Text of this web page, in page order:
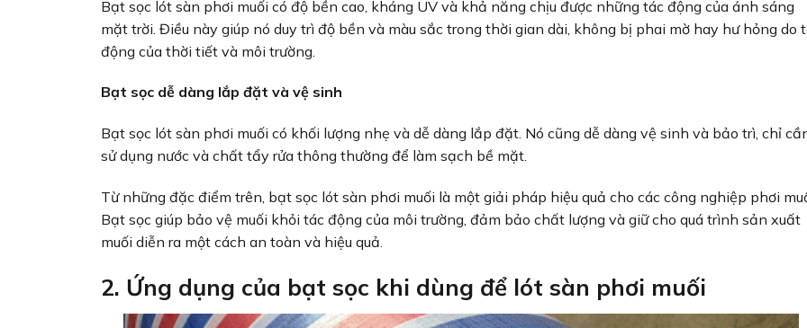
Bạt sọc lót sàn phơi muối có độ bền cao, kháng UV và khả năng chịu được những tác động của ánh sáng
mặt trời. Điều này giúp nó duy trì độ bền và màu sắc trong thời gian dài, không bị phai mờ hay hư hỏng do
động của thời tiết và môi trường.
Bạt sọc dễ dàng lắp đặt và vệ sinh
Bạt sọc lót sàn phơi muối có khối lượng nhẹ và dễ dàng lắp đặt. Nó cũng dễ dàng vệ sinh và bảo trì, chỉ
sử dụng nước và chất tẩy rửa thông thường để làm sạch bề mặt.
Từ những đặc điểm trên, bạt sọc lót sàn phơi muối là một giải pháp hiệu quả cho các công nghiệp phơi
Bạt sọc giúp bảo vệ muối khỏi tác động của môi trường, đảm bảo chất lượng và giữ cho quá trình sản xuất
muối diễn ra một cách an toàn và hiệu quả.
2. Ứng dụng của bạt sọc khi dùng để lót sàn phơi muối